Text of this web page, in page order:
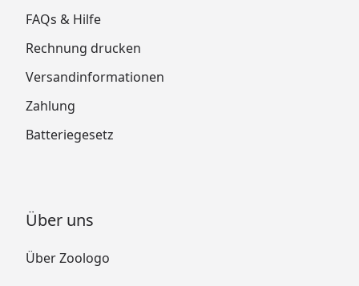
FAQs & Hilfe
Rechnung drucken
Versandinformationen
Zahlung
Batteriegesetz
Über uns
Über Zoologo